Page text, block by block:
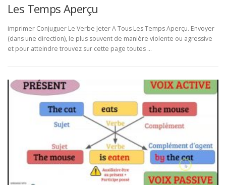
Les Temps Aperçu
imprimer Conjuguer Le Verbe Jeter A Tous Les Temps Aperçu. Envoyer
(dans une direction), le plus souvent de manière violente ou agressive
et pour atteindre trouvez sur cette page toutes …